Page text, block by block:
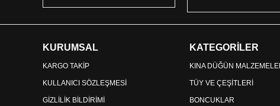
KURUMSAL
KARGO TAKİP
KULLANICI SÖZLEŞMESİ
GİZLİLİK BİLDİRİMİ
KATEGORİLER
KINA DÜĞÜN
TÜY VE ÇEŞİTLERİ
BONCUKLAR